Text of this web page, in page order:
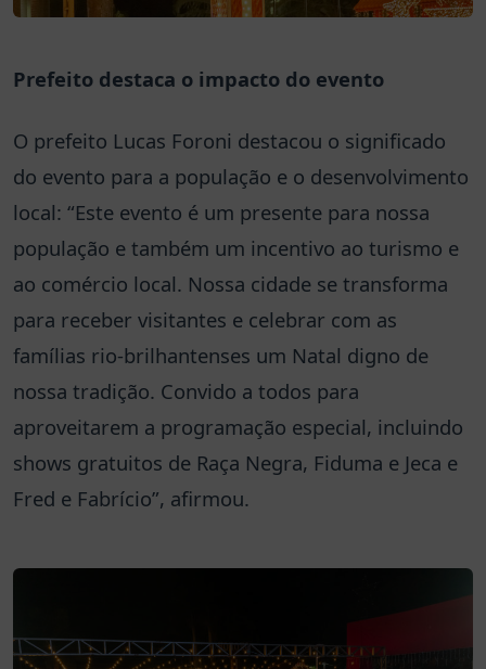
Prefeito destaca o impacto do evento
O prefeito Lucas Foroni destacou o significado
do evento para a população e o desenvolvimento
local: “Este evento é um presente para nossa
população e também um incentivo ao turismo e
ao comércio local. Nossa cidade se transforma
para receber visitantes e celebrar com as
famílias rio-brilhantenses um Natal digno de
nossa tradição. Convido a todos para
aproveitarem a programação especial, incluindo
shows gratuitos de Raça Negra, Fiduma e Jeca e
Fred e Fabrício”, afirmou.